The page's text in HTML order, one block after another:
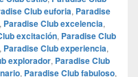
Club euforia, Paradise
, Paradise Club excelencia,
excitación, Paradise Club
, Paradise Club experiencia,
explorador, Paradise Club
, Paradise Club fabuloso,